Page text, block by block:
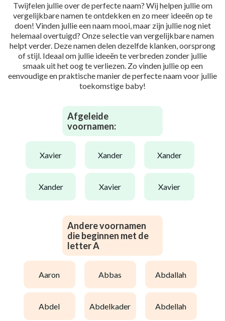
Twijfelen jullie over de perfecte naam? Wij helpen jullie om
vergelijkbare namen te ontdekken en zo meer ideeën op te
doen! Vinden jullie een naam mooi, maar zijn jullie nog niet
helemaal overtuigd? Onze selectie van vergelijkbare namen
helpt verder. Deze namen delen dezelfde klanken, oorsprong
of stijl. Ideaal om jullie ideeën te verbreden zonder jullie
smaak uit het oog te verliezen. Zo vinden jullie op een
eenvoudige en praktische manier de perfecte naam voor jullie
toekomstige baby!
Afgeleide
voornamen:
xavier xander xander
xander xavier xavier
Andere voornamen
die beginnen met de
letter A
aaron abbas abdallah
abdel abdelkader abdellah